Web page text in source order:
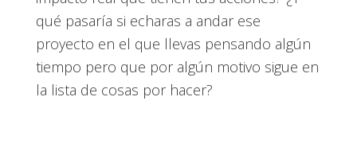
qué pasaría si echaras a andar ese
proyecto en el que llevas pensando algún
tiempo pero que por algún motivo sigue en
la lista de cosas por hacer?